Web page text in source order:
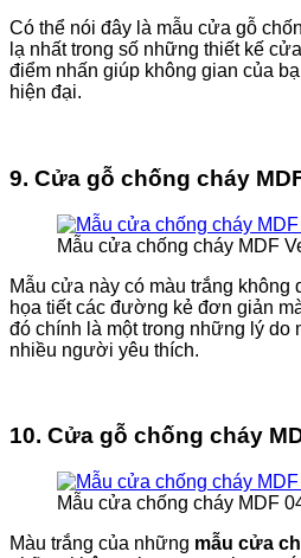
Có thể nói đây là mẫu cửa gỗ
lạ nhất trong số những thiết kế
điểm nhấn giúp không gian của
hiện đại.
9. Cửa gỗ chống cháy
Mẫu cửa chống cháy MDF
Mẫu cửa này có màu trắng không
họa tiết các đường kẻ đơn giản
đó chính là một trong những lý do
nhiều người yêu thích.
10. Cửa gỗ chống cháy
Mẫu cửa chống cháy MDF
Màu trắng của những mẫu cửa